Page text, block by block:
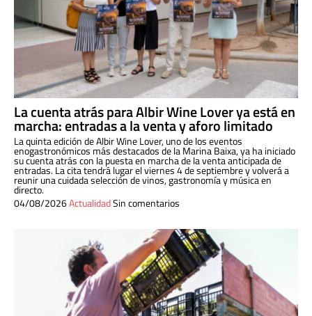
La cuenta atrás para Albir Wine Lover ya está en
marcha: entradas a la venta y aforo limitado
La quinta edición de Albir Wine Lover, uno de los eventos
enogastronómicos más destacados de la Marina Baixa, ya ha iniciado
su cuenta atrás con la puesta en marcha de la venta anticipada de
entradas. La cita tendrá lugar el viernes 4 de septiembre y volverá a
reunir una cuidada selección de vinos, gastronomía y música en
directo.
04/08/2026ActualidadSin comentarios